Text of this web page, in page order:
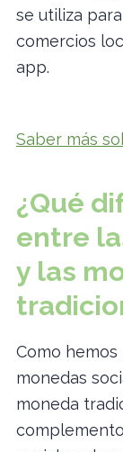
se utiliza
comercios
app.
Saber más
¿Qué
entre
y las
Como
monedas
moneda